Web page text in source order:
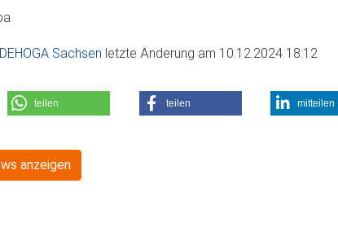
DEHOGA Sachsen letzte Änderung am 10.12.2024 18:12
teilen teilen mitteilen
anzeigen